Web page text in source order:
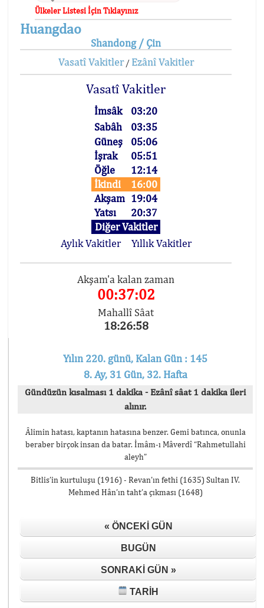
Ülkeler Listesi İçin Tıklayınız
Huangdao
Shandong / Çin
Vasatî Vakitler/ Ezânî Vakitler
Vasatî Vakitler
İmsâk
03:20
Sabâh
03:35
Güneş
05:06
İşrak
05:51
Öğle
12:14
İkindi
16:00
Akşam 19:04
Yatsı
20:37
Diğer Vakitler
Aylık Vakitler
Yıllık Vakitler
Akşam'a kalan zaman
00:37:02
Mahallî Sâat
18:26:58
Yılın 220. günü, Kalan Gün : 145
8. Ay, 31 Gün, 32. Hafta
Gündüzün kısalması 1 dakika - Ezânî sâat 1 dakika ileri
alınır.
Âlimin hatası, kaptanın hatasına benzer. Gemi batınca, onunla
beraber birçok insan da batar. İmâm-ı Mâverdî “Rahmetullahi
aleyh”
Bitlis’in kurtuluşu (1916) - Revan’ın fethi (1635) Sultan IV.
Mehmed Hân’ın taht’a çıkması (1648)
« ÖNCEKI GÜN
BUGÜN
SONRAKI GÜN »
TARIH